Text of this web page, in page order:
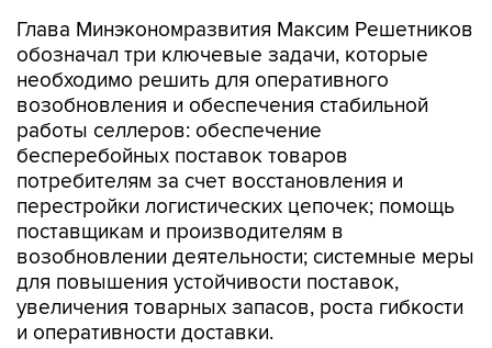
Глава Минэкономразвития Максим Решетников
обозначал три ключевые задачи, которые
необходимо решить для оперативного
возобновления и обеспечения стабильной
работы селлеров: обеспечение
бесперебойных поставок товаров
потребителям за счет восстановления и
перестройки логистических цепочек; помощь
поставщикам и производителям в
возобновлении деятельности; системные меры
для повышения устойчивости поставок,
увеличения товарных запасов, роста гибкости
и оперативности доставки.